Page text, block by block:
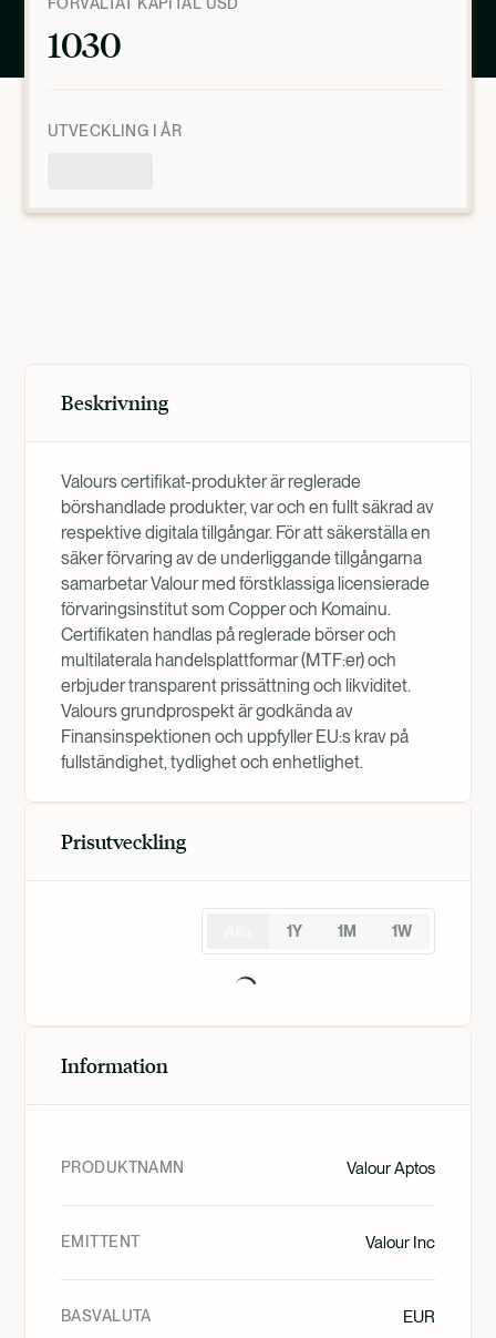
1030
UTVECKLING I ÅR
Beskrivning
Valours certifikat-produkter är reglerade
börshandlade produkter, var och en fullt säkrad av
respektive digitala tillgångar. För att säkerställa en
säker förvaring av de underliggande tillgångarna
samarbetar Valour med förstklassiga licensierade
förvaringsinstitut som Copper och Komainu.
Certifikaten handlas på reglerade börser och
multilaterala handelsplattformar (MTF:er) och
erbjuder transparent prissättning och likviditet.
Valours grundprospekt är godkända av
Finansinspektionen och uppfyller EU:s krav på
fullständighet, tydlighet och enhetlighet.
Prisutveckling
1Y 1M 1W
Information
PRODUKTNAMN Valour Aptos
EMITTENT Valour Inc
BASVALUTA EUR